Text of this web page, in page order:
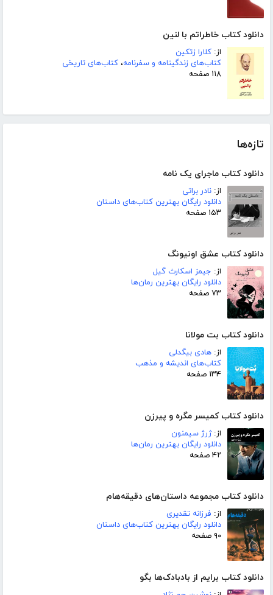
دانلود کتاب خاطراتم با لنین
از: کلارا زتکین
کتاب‌های زندگینامه و سفرنامه، کتاب‌های تاریخی
۱۱۸ صفحه
تازه‌ها
دانلود کتاب ماجرای یک نامه
از: نادر براتی
دانلود رایگان بهترین کتاب‌های داستان
۱۵۳ صفحه
دانلود کتاب عشق اونیونگ
از: جیمز اسکارث گیل
دانلود رایگان بهترین رمان‌ها
۷۳ صفحه
دانلود کتاب بت مولانا
از: هادی بیگدلی
کتاب‌های اندیشه و مذهب
۱۳۴ صفحه
دانلود کتاب کمیسر مگره و پیرزن
از:ژرژ سیمنون
دانلود رایگان بهترین رمان‌ها
۴۲ صفحه
دانلود کتاب مجموعه داستان‌های دقیقه‌هام
از: فرزانه تقدیری
دانلود رایگان بهترین کتاب‌های داستان
۹۰ صفحه
دانلود کتاب برایم از بادبادک‌ها بگو